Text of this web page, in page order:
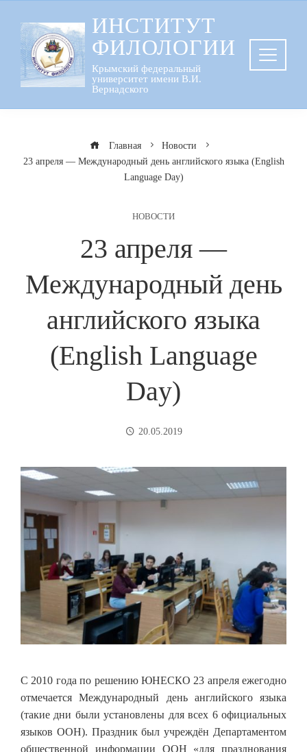
содержанию
ИНСТИТУТ
ФИЛОЛОГИИ
Крымский федеральный
университет имени В.И.
Вернадского
Главная
Новости
23 апреля — Международный день английского языка (English
Language Day)
НОВОСТИ
23 апреля —
Международный день
английского языка
(English Language
Day)
20.05.2019
С 2010 года по решению ЮНЕСКО 23 апреля ежегодно
отмечается Международный день английского языка
(такие дни были установлены для всех 6 официальных
языков ООН). Праздник был учреждён Департаментом
общественной информации ООН «для празднования